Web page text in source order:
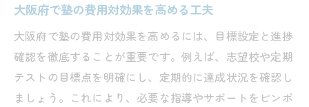
大阪府で塾の費用対効果を高める工夫
大阪府で塾の費用対効果を高めるには、目標設定と進捗
確認を徹底することが重要です。例えば、志望校や定期
テストの目標点を明確にし、定期的に達成状況を確認し
ましょう。これにより、必要な指導やサポートをピンポ